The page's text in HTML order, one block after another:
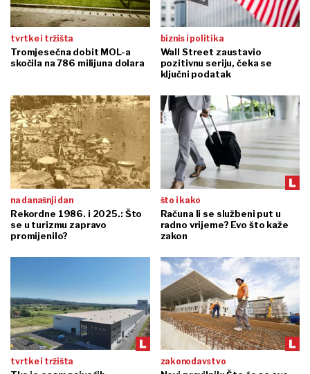
tvrtke i tržišta
Tromjesečna dobit MOL-a
skočila na 786 milijuna dolara
biznis i politika
Wall Street zaustavio
pozitivnu seriju, čeka se
ključni podatak
na današnji dan
Rekordne 1986. i 2025.: Što
se u turizmu zapravo
promijenilo?
što i kako
Računa li se službeni put u
radno vrijeme? Evo što kaže
zakon
tvrtke i tržišta zakonodavstvo